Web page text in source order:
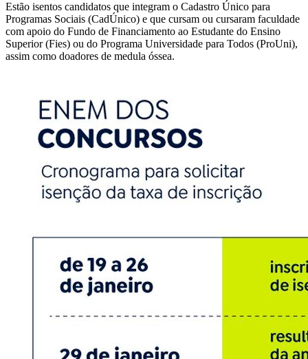
Estão isentos candidatos que integram o Cadastro Único para
Programas Sociais (CadÚnico) e que cursam ou cursaram faculdade
com apoio do Fundo de Financiamento ao Estudante do Ensino
Superior (Fies) ou do Programa Universidade para Todos (ProUni),
assim como doadores de medula óssea.